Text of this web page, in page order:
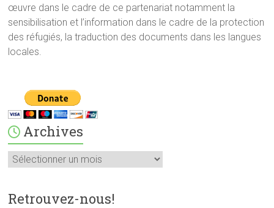
œuvre dans le cadre de ce partenariat notamment la
sensibilisation et l’information dans le cadre de la protection
des réfugiés, la traduction des documents dans les langues
locales.
Archives
Archives
Retrouvez-nous!